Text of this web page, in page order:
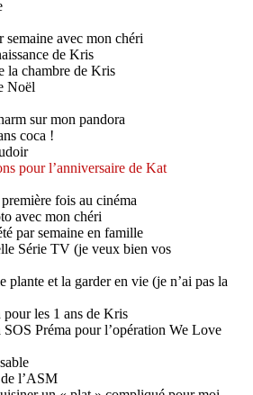
avec mon chéri
de Kris
la chambre de Kris
Noël
sur mon pandora
coca !
pour l’anniversaire de Kat
fois au cinéma
avec mon chéri
par semaine en famille
Série TV (je veux bien vos
plante et la garder en vie (je n’ai pas la
pour les 1 ans de Kris
Préma pour l’opération We Love
l’ASM